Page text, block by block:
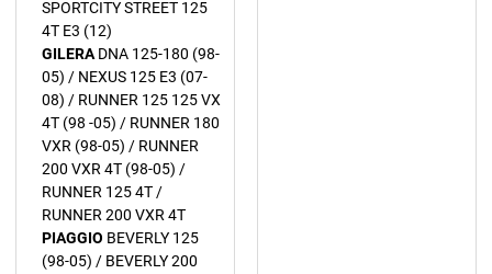
SPORTCITY STREET 125
4T E3 (12)
GILERADNA 125-180 (98-
05) / NEXUS 125 E3 (07-
08) / RUNNER 125 125 VX
4T (98 -05) / RUNNER 180
VXR (98-05) / RUNNER
200 VXR 4T (98-05) /
RUNNER 125 4T /
RUNNER 200 VXR 4T
PIAGGIO BEVERLY 125
(98-05) / BEVERLY 200